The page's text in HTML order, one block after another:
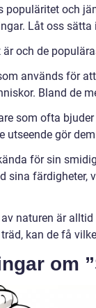
populäritet och
Låt oss sätta
och de
används för
Bland de
som ofta
utseende gör
för sin
sina färdigheter,
naturen är
kan de få
om